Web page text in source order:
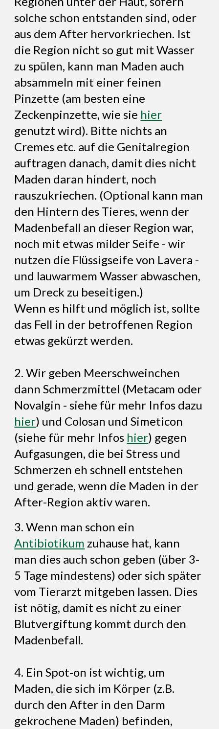
solche schon entstanden sind, oder
aus dem After hervorkriechen. Ist
die Region nicht so gut mit Wasser
zu spülen, kann man Maden auch
absammeln mit einer feinen
Pinzette (am besten eine
Zeckenpinzette, wie sie hier
genutzt wird). Bitte nichts an
Cremes etc. auf die Genitalregion
auftragen danach, damit dies nicht
Maden daran hindert, noch
rauszukriechen. (Optional kann man
den Hintern des Tieres, wenn der
Madenbefall an dieser Region war,
noch mit etwas milder Seife - wir
nutzen die Flüssigseife von Lavera -
und lauwarmem Wasser abwaschen,
um Dreck zu beseitigen.)
Wenn es hilft und möglich ist, sollte
das Fell in der betroffenen Region
etwas gekürzt werden.
2. Wir geben Meerschweinchen
dann Schmerzmittel (Metacam oder
Novalgin - siehe für mehr Infos dazu
hier) und Colosan und Simeticon
(siehe für mehr Infos hier) gegen
Aufgasungen, die bei Stress und
Schmerzen eh schnell entstehen
und gerade, wenn die Maden in der
After-Region aktiv waren.
3. Wenn man schon ein
Antibiotikum zuhause hat, kann
man dies auch schon geben (über 3-
5 Tage mindestens) oder sich später
vom Tierarzt mitgeben lassen. Dies
ist nötig, damit es nicht zu einer
Blutvergiftung kommt durch den
Madenbefall.
4. Ein Spot-on ist wichtig, um
Maden, die sich im Körper (z.B.
durch den After in den Darm
gekrochene Maden) befinden,